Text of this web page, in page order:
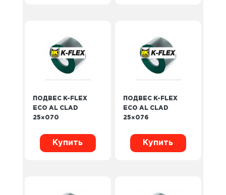
ПОДВЕС K-FLEX
ECO AL CLAD
25×070
Купить
ПОДВЕС K-FLEX
ECO AL CLAD
25×076
Купить